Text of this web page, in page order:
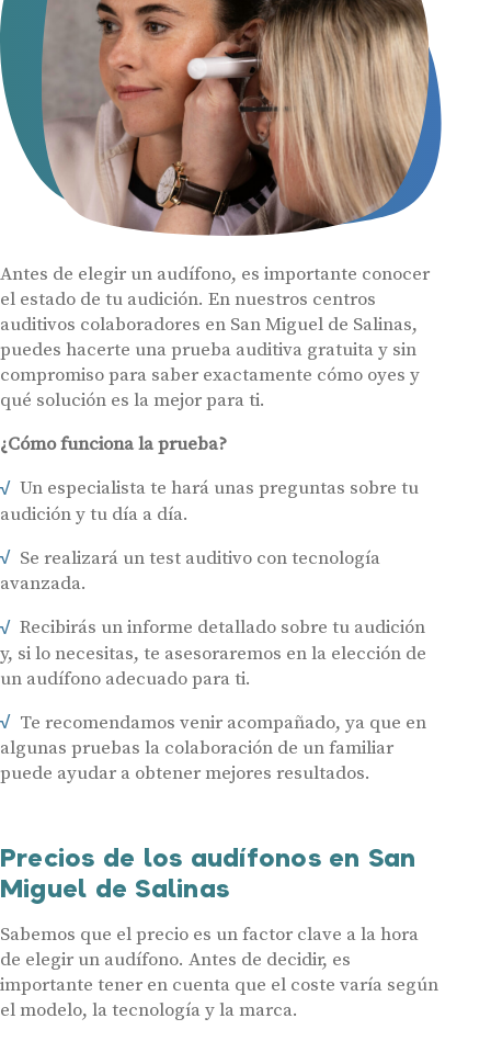
Antes de elegir un audífono, es importante conocer
el estado de tu audición. En nuestros centros
auditivos colaboradores en San Miguel de Salinas,
puedes hacerte una prueba auditiva gratuita y sin
compromiso para saber exactamente cómo oyes y
qué solución es la mejor para ti.
¿Cómo funciona la prueba?
Un especialista te hará unas preguntas sobre tu
audición y tu día a día.
Se realizará un test auditivo con tecnología
avanzada.
Recibirás un informe detallado sobre tu audición
y, si lo necesitas, te asesoraremos en la elección de
un audífono adecuado para ti.
Te recomendamos venir acompañado, ya que en
algunas pruebas la colaboración de un familiar
puede ayudar a obtener mejores resultados.
Precios de los audífonos en San
Miguel de Salinas
Sabemos que el precio es un factor clave a la hora
de elegir un audífono. Antes de decidir, es
importante tener en cuenta que el coste varía según
el modelo, la tecnología y la marca.
Audífonos
Gafas auditivas
Ayudas y subvenciones
Contacto
Hasta un 60% de descuento en tus
audífonos
Nombre E-mail
Teléfono